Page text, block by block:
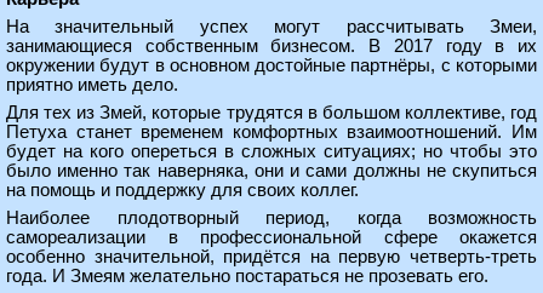
На значительный успех могут рассчитывать Змеи,
занимающиеся собственным бизнесом. В 2017 году в их
окружении будут в основном достойные партнёры, с которыми
приятно иметь дело.
Для тех из Змей, которые трудятся в большом коллективе, год
Петуха станет временем комфортных взаимоотношений. Им
будет на кого опереться в сложных ситуациях; но чтобы это
было именно так наверняка, они и сами должны не скупиться
на помощь и поддержку для своих коллег.
Наиболее плодотворный период, когда возможность
самореализации в профессиональной сфере окажется
особенно значительной, придётся на первую четверть-треть
года. И Змеям желательно постараться не прозевать его.